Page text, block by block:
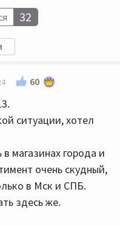
32
60
ситуации, хотел
магазинах города и
очень скудный,
в Мск и СПБ.
здесь же.